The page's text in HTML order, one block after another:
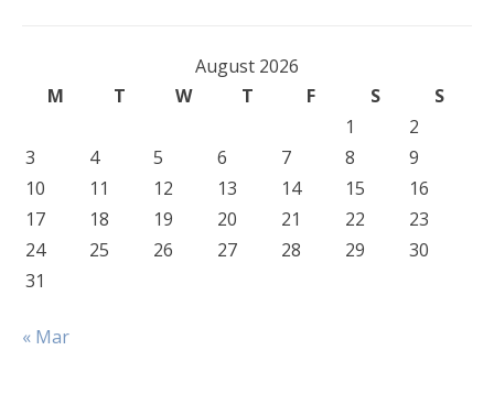
August 2026
M
T W T F S
S
1
2
3
4 5 6 7 8
9
10
11 12 13 14 15
16
17
18 19 20 21 22
23
24
25 26 27 28 29
30
31
« Mar